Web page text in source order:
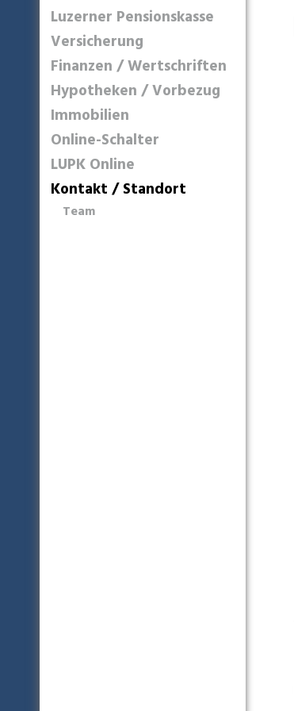
Luzerner Pensionskasse
Versicherung
Finanzen / Wertschriften
Hypotheken / Vorbezug
Immobilien
Online-Schalter
LUPK Online
Kontakt / Standort
Team